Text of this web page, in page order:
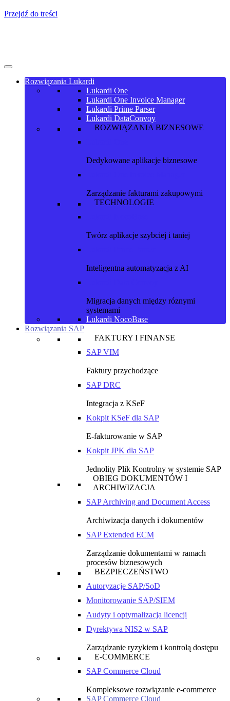
Przejdź do treści
Rozwiązania Lukardi
Lukardi One
Lukardi One Invoice Manager
Lukardi Prime Parser
Lukardi DataConvoy
ROZWIĄZANIA BIZNESOWE
Dedykowane aplikacje biznesowe
Zarządzanie fakturami zakupowymi
TECHNOLOGIE
Twórz aplikacje szybciej i taniej
Inteligentna automatyzacja z AI
Migracja danych między róznymi
systemami
Lukardi NocoBase
Rozwiązania SAP
FAKTURY I FINANSE
SAP VIM
Faktury przychodzące
SAP DRC
Integracja z KSeF
Kokpit KSeF dla SAP
E-fakturowanie w SAP
Kokpit JPK dla SAP
Jednolity Plik Kontrolny w systemie SAP
OBIEG DOKUMENTÓW I
ARCHIWIZACJA
SAP Archiving and Document Access
Archiwizacja danych i dokumentów
SAP Extended ECM
Zarządzanie dokumentami w ramach
procesów biznesowych
BEZPIECZEŃSTWO
Autoryzacje SAP/SoD
Monitorowanie SAP/SIEM
Audyty i optymalizacja licencji
Dyrektywa NIS2 w SAP
Zarządzanie ryzykiem i kontrolą dostępu
E-COMMERCE
SAP Commerce Cloud
Kompleksowe rozwiązanie e-commerce
SAP Commerce Cloud